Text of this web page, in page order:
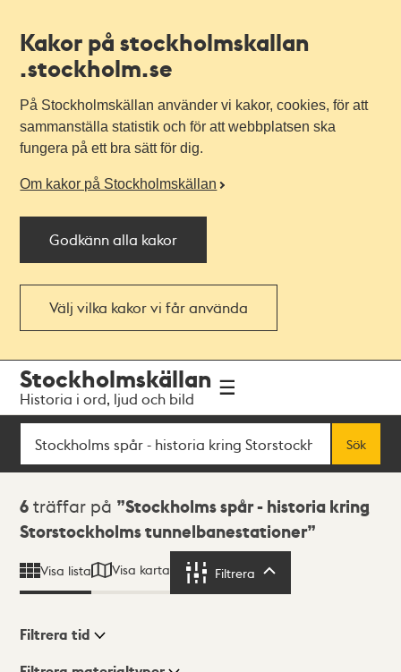
Kakor på stockholmskallan
.stockholm.se
På Stockholmskällan använder vi kakor, cookies, för att
sammanställa statistik och för att webbplatsen ska
fungera på ett bra sätt för dig.
Om kakor på Stockholmskällan
Godkänn alla kakor
Välj vilka kakor vi får använda
navigationen
huvudinnehållet
Stockholmskällan
Historia i ord, ljud och bild
Sök
Sök
Sökresultat
6 träffar på
Stockholms spår - historia kring
Storstockholms tunnelbanestationer
Visa lista Visa karta Filtrera
Filtrera tid